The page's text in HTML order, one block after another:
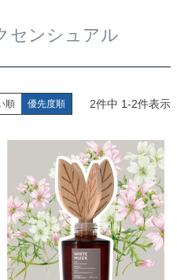
センシュアル
順 優先度順 2件中 1-2件表示